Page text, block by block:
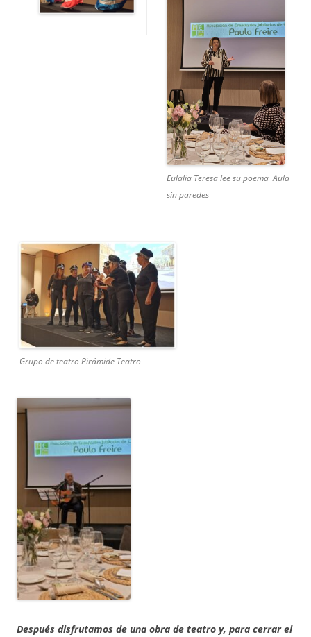
Eulalia Teresa lee su poema Aula
sin paredes
Grupo de teatro Pirámide Teatro
Después disfrutamos de una obra de teatro y, para cerrar el